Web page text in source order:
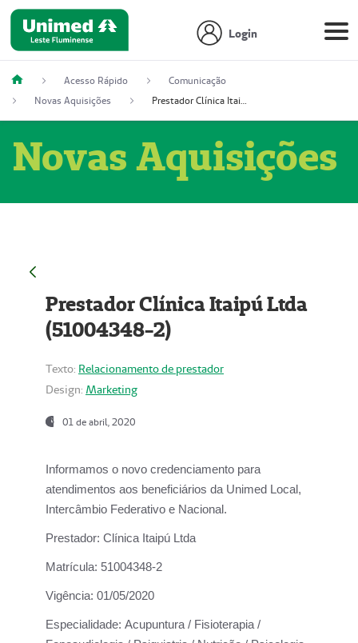
Login
Acesso Rápido
Comunicação
Novas Aquisições
Prestador Clínica Itaipú Ltda (51004348-2)
Novas Aquisições
Prestador Clínica Itaipú Ltda
(51004348-2)
Texto: Relacionamento de prestador
Design: Marketing
01 de abril, 2020
Informamos o novo credenciamento para
atendimentos aos beneficiários da Unimed Local,
Intercâmbio Federativo e Nacional.
Prestador: Clínica Itaipú Ltda
Matrícula: 51004348-2
Vigência: 01/05/2020
Especialidade: Acupuntura / Fisioterapia /